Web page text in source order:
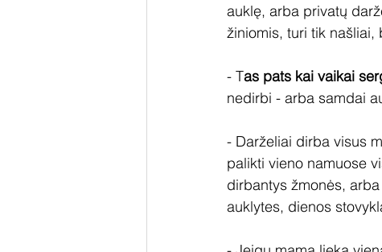
auklę, arba privatų
žiniomis, turi tik našliai,
- Tas pats kai vaikai
nedirbi - arba samdai
- Darželiai dirba visus
palikti vieno namuose
dirbantys žmonės,
auklytes, dienos